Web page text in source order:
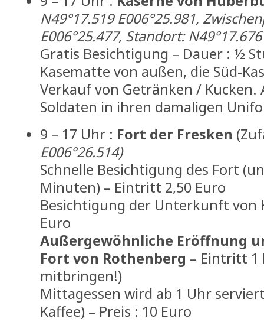
N49°17.519 E006°25.981,
E006°25.477, Standort:
Gratis Besichtigung – Dauer : ½
Kasematte von außen, die Süd-
Verkauf von Getränken / Kucken.
Soldaten in ihren damaligen
9 – 17 Uhr : Fort der Fresken
E006°26.514)
Schnelle Besichtigung des Fort
Minuten) – Eintritt 2,50 Euro
Besichtigung der Unterkunft von
Euro
Außergewöhnliche Eröffnung
Fort von Rothenberg – Eintritt 1
mitbringen!)
Mittagessen wird ab 1 Uhr
Kaffee) – Preis : 10 Euro